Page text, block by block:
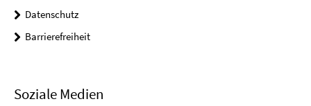
Datenschutz
Barrierefreiheit
Soziale Medien